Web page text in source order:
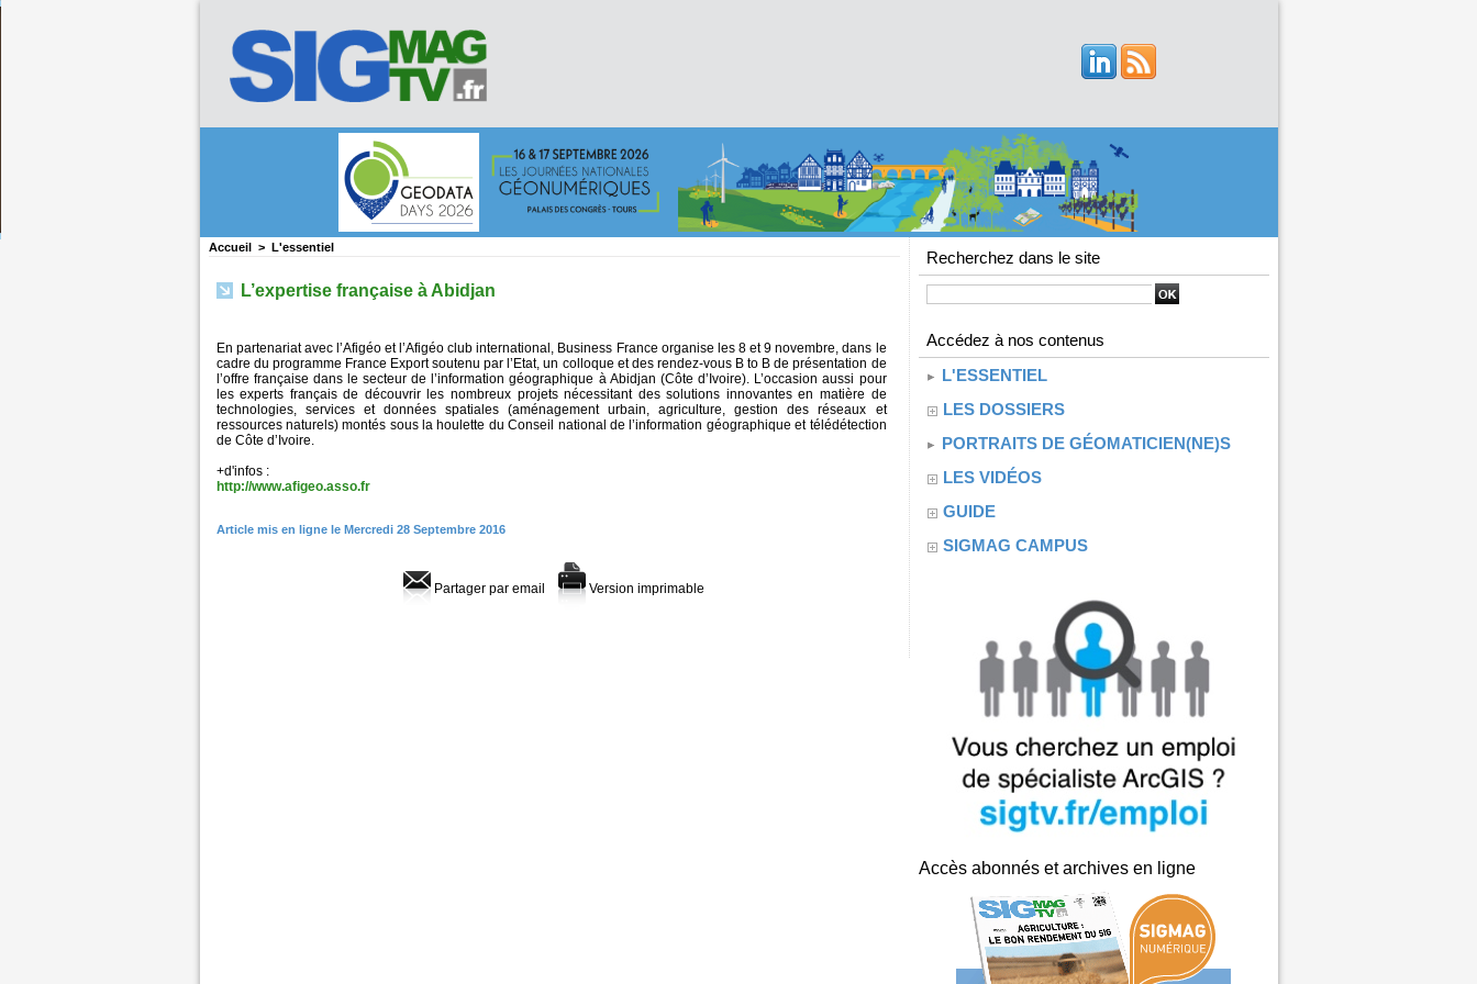
Accueil > L'essentiel
L’expertise française à Abidjan
En partenariat avec l’Afigéo et l’Afigéo club international, Business France organise les 8 et 9 novembre, dans le
cadre du programme France Export soutenu par l’Etat, un colloque et des rendez-vous B to B de présentation de
l’offre française dans le secteur de l’information géographique à Abidjan (Côte d’Ivoire). L’occasion aussi pour
les experts français de découvrir les nombreux projets nécessitant des solutions innovantes en matière de
technologies, services et données spatiales (aménagement urbain, agriculture, gestion des réseaux et
ressources naturels) montés sous la houlette du Conseil national de l’information géographique et télédétection
de Côte d’Ivoire.
+d'infos :
http://www.afigeo.asso.fr
Article mis en ligne le Mercredi 28 Septembre 2016
Partager par email Version imprimable
Recherchez dans le site
Accédez à nos contenus
L'ESSENTIEL
LES DOSSIERS
PORTRAITS DE GÉOMATICIEN(NE)S
LES VIDÉOS
GUIDE
SIGMAG CAMPUS
Accès abonnés et archives en ligne